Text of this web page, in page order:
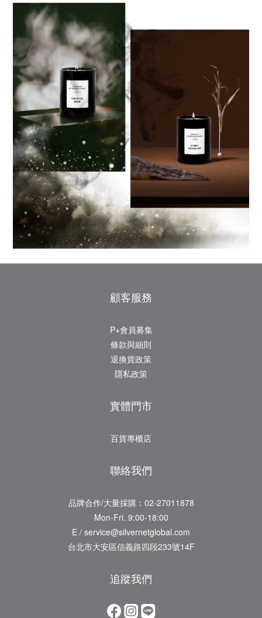
顧客服務
P+會員募集
條款與細則
退換貨政策
隱私政策
實體門市
百貨專櫃店
聯絡我們
品牌合作/大量採購：02-27011878
Mon-Fri. 9:00-18:00
E / service@silvernetglobal.com
台北市大安區信義路四段233號14F
追蹤我們